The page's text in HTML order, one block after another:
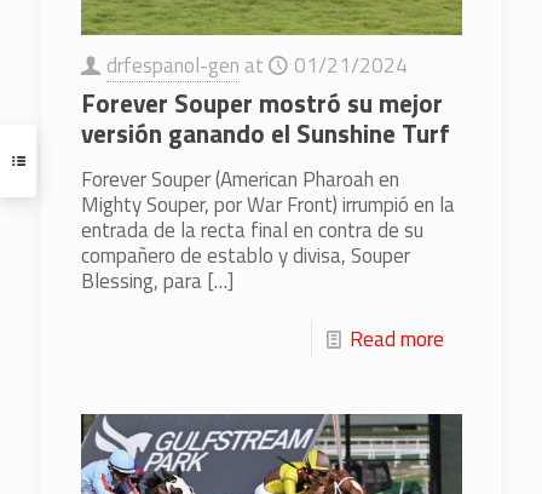
drfespanol-gen at 01/21/2024
Forever Souper mostró su mejor
versión ganando el Sunshine Turf
Forever Souper (American Pharoah en
Mighty Souper, por War Front) irrumpió en la
entrada de la recta final en contra de su
compañero de establo y divisa, Souper
Blessing, para[…]
Read more